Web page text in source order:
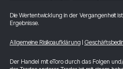
Die Wertentwicklung in der Vergangenheit
Ergebnisse.
Allgemeine Risikoaufklärung
Der Handel mit eToro durch das Folgen